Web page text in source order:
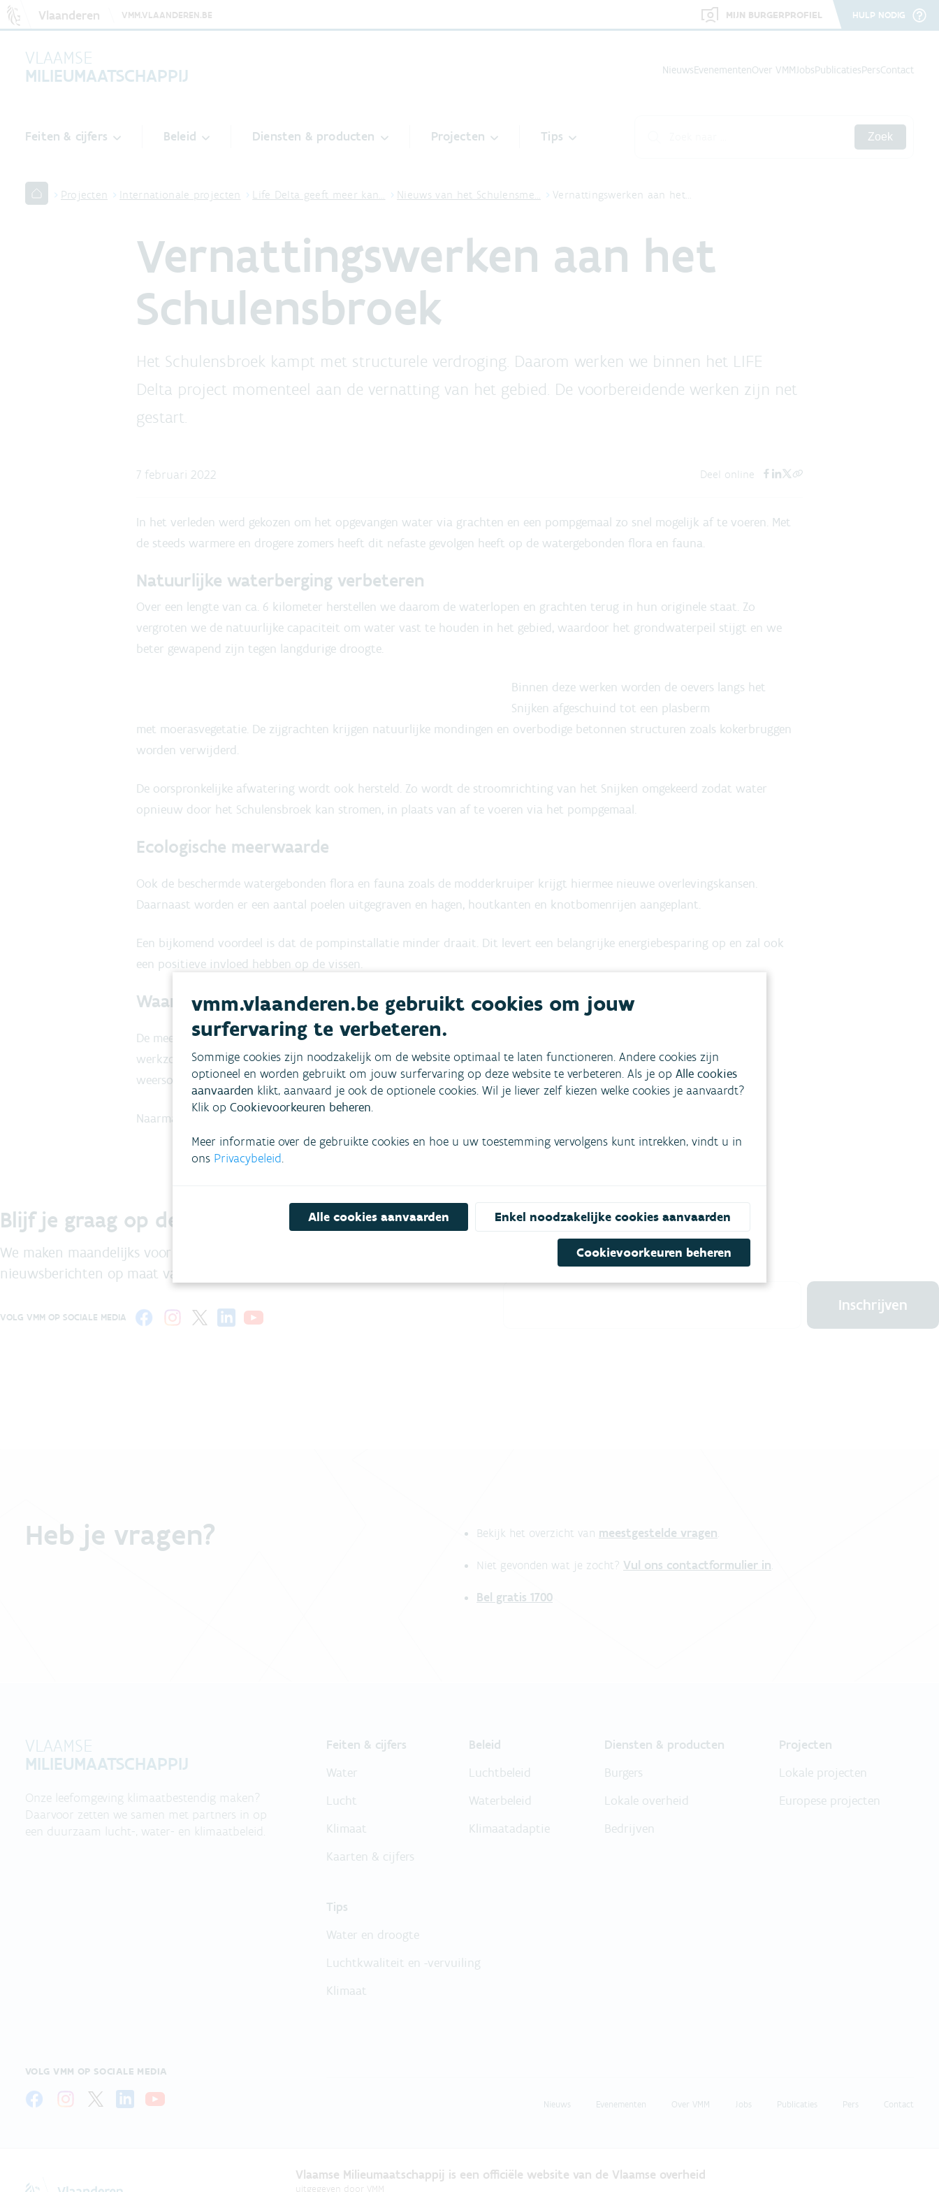
Vlaanderen VMM.VLAANDEREN.BE MIJN BURGERPROFIEL HULP NODIG
VLAAMSE
MILIEUMAATSCHAPPIJ
NieuwsEvenementenOver VMMJobsPublicatiesPersContact
Feiten & cijfers Beleid Diensten & producten Projecten Tips Zoek
Projecten Internationale projecten Life Delta geeft meer kan… Nieuws van het Schulensme… Vernattingswerken aan het…
Vernattingswerken aan het
Schulensbroek
Het Schulensbroek kampt met structurele verdroging. Daarom werken we binnen het LIFE
Delta project momenteel aan de vernatting van het gebied. De voorbereidende werken zijn net
gestart.
7 februari 2022 Deel online
In het verleden werd gekozen om het opgevangen water via grachten en een pompgemaal zo snel mogelijk af te voeren. Met
de steeds warmere en drogere zomers heeft dit nefaste gevolgen heeft op de watergebonden flora en fauna.
Natuurlijke waterberging verbeteren
Over een lengte van ca. 6 kilometer herstellen we daarom de waterlopen en grachten terug in hun originele staat. Zo
vergroten we de natuurlijke capaciteit om water vast te houden in het gebied, waardoor het grondwaterpeil stijgt en we
beter gewapend zijn tegen langdurige droogte.
Binnen deze werken worden de oevers langs het
Snijken afgeschuind tot een plasberm
met moerasvegetatie. De zijgrachten krijgen natuurlijke mondingen en overbodige betonnen structuren zoals kokerbruggen
worden verwijderd.
De oorspronkelijke afwatering wordt ook hersteld. Zo wordt de stroomrichting van het Snijken omgekeerd zodat water
opnieuw door het Schulensbroek kan stromen, in plaats van af te voeren via het pompgemaal.
Ecologische meerwaarde
Ook de beschermde watergebonden flora en fauna zoals de modderkruiper krijgt hiermee nieuwe overlevingskansen.
Daarnaast worden er een aantal poelen uitgegraven en hagen, houtkanten en knotbomenrijen aangeplant.
Een bijkomend voordeel is dat de pompinstallatie minder draait. Dit levert een belangrijke energiebesparing op en zal ook
een positieve invloed hebben op de vissen.
Waar werken we?
De meeste werken vinden plaats langs de zuidkant van de dijk tussen binnen- en buitenbekken. Momenteel wordt de
werkzone vrijgemaakt van draadafsluitingen en begroeiing. De eigenlijke grondwerken zullen bij drogere
weersomstandigheden later in het voorjaar en in de loop van de zomer uitgevoerd worden.
Naarmate de werken vorderen, kunnen er tijdelijke omleidingen voor wandelpaden voorzien worden.
Blijf je graag op de hoogte?
We maken maandelijks voor jou een selectie van de belangrijkste
nieuwsberichten op maat van de milieuprofessional.
VOLG VMM OP SOCIALE MEDIA
SCHRIJF JE IN OP DE NIEUWSBRIEF
Inschrijven
Heb je vragen? Bekijk het overzicht van meestgestelde vragen.
Niet gevonden wat je zocht? Vul ons contactformulier in.
Bel gratis 1700
VLAAMSE
MILIEUMAATSCHAPPIJ
Onze leefomgeving klimaatbestendig maken?
Daarvoor zetten we samen met partners in op
een duurzaam lucht-, water- en klimaatbeleid.
VOLG VMM OP SOCIALE MEDIA
Feiten & cijfers
Water
Lucht
Klimaat
Kaarten & cijfers
Beleid
Luchtbeleid
Waterbeleid
Klimaatadaptie
Diensten & producten
Burgers
Lokale overheid
Bedrijven
Projecten
Lokale projecten
Europese projecten
Tips
Water en droogte
Luchtkwaliteit en -vervuiling
Klimaat
Nieuws Evenementen Over VMM Jobs Publicaties Pers Contact
Vlaamse Milieumaatschappij is een officiële website van de Vlaamse overheid
uitgegeven door VMM
vmm.vlaanderen.be gebruikt cookies om jouw
surfervaring te verbeteren.
Sommige cookies zijn noodzakelijk om de website optimaal te laten functioneren. Andere cookies zijn
optioneel en worden gebruikt om jouw surfervaring op deze website te verbeteren. Als je op Alle cookies
aanvaarden klikt, aanvaard je ook de optionele cookies. Wil je liever zelf kiezen welke cookies je aanvaardt?
Klik op Cookievoorkeuren beheren.
Meer informatie over de gebruikte cookies en hoe u uw toestemming vervolgens kunt intrekken, vindt u in
ons Privacybeleid.
Alle cookies aanvaarden Enkel noodzakelijke cookies aanvaarden
Cookievoorkeuren beheren